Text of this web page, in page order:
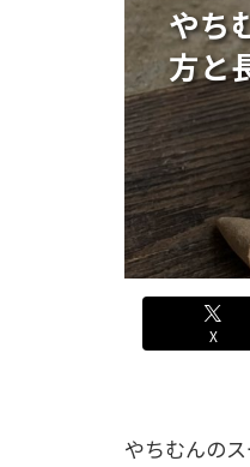
やち
方と
X
やちむんの